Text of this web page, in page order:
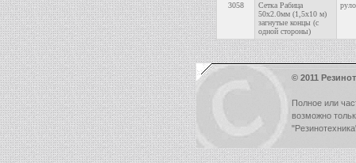
3058
Сетка Рабица
50х2.0мм (1,5х10 м)
загнутые концы (с
одной стороны)
© 2011
Полное или
возможно